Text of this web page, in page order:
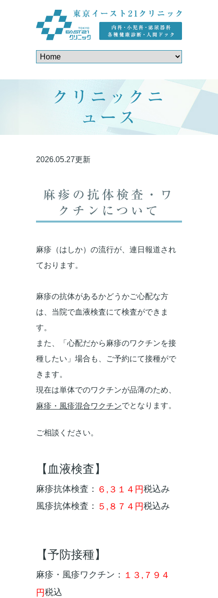
クリニックニ
ュース
2026.05.27更新
麻疹の抗体検査・ワ
クチンについて
麻疹（はしか）の流行が、連日報道され
ております。
麻疹の抗体があるかどうかご心配な方
は、当院で血液検査にて検査ができま
す。
また、「心配だから麻疹のワクチンを接
種したい」場合も、ご予約にて接種がで
きます。
現在は単体でのワクチンが品薄のため、
麻疹・風疹混合ワクチンでとなります。
ご相談ください。
【血液検査】
麻疹抗体検査： ６,３１４円税込み
風疹抗体検査： ５,８７４円税込み
【予防接種】
麻疹・風疹ワクチン：
１３,７９４
円税込